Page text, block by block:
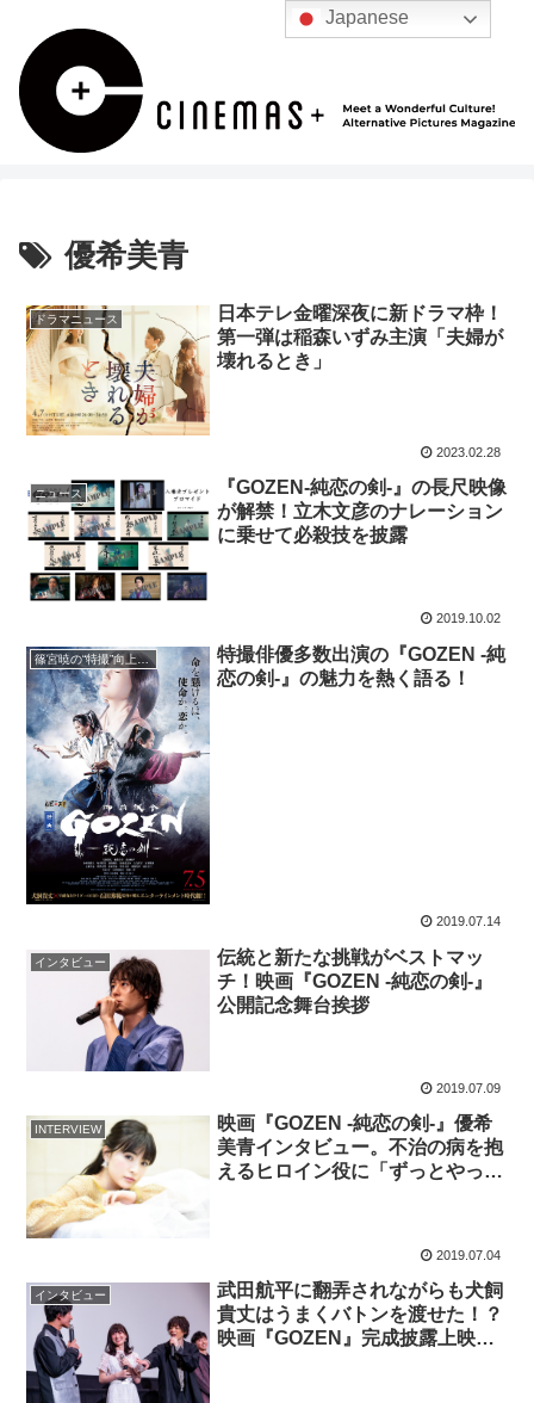
優希美青
ドラマニュース
日本テレ金曜深夜に新ドラマ枠！
第一弾は稲森いずみ主演「夫婦が
壊れるとき」
2023.02.28
ニュース
『GOZEN-純恋の剣-』の長尺映像
が解禁！立木文彦のナレーション
に乗せて必殺技を披露
2019.10.02
篠宮暁の“特撮”向上委員会
特撮俳優多数出演の『GOZEN -純
恋の剣-』の魅力を熱く語る！
2019.07.14
インタビュー
伝統と新たな挑戦がベストマッ
チ！映画『GOZEN -純恋の剣-』
公開記念舞台挨拶
2019.07.09
INTERVIEW
映画『GOZEN -純恋の剣-』優希
美青インタビュー。不治の病を抱
えるヒロイン役に「ずっとやって
2019.07.04
インタビュー
武田航平に翻弄されながらも犬飼
貴丈はうまくバトンを渡せた！？
映画『GOZEN』完成披露上映会
Japanese